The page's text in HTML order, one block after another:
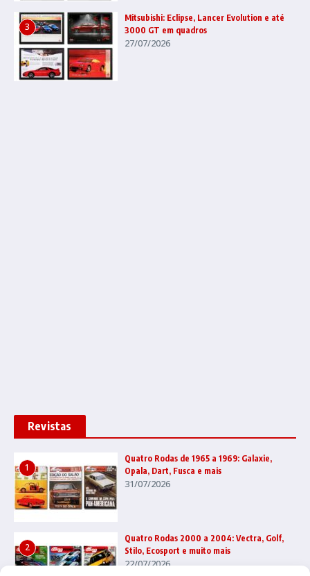
3
Mitsubishi: Eclipse, Lancer Evolution e até
3000 GT em quadros
27/07/2026
Revistas
1
Quatro Rodas de 1965 a 1969: Galaxie,
Opala, Dart, Fusca e mais
31/07/2026
2
Quatro Rodas 2000 a 2004: Vectra, Golf,
Stilo, Ecosport e muito mais
22/07/2026